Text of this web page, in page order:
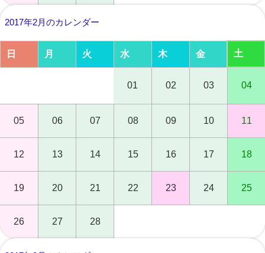
2017年2月のカレンダー
日 月 火 水 木 金 土
01 02 03 04
05 06 07 08 09 10 11
12 13 14 15 16 17 18
19 20 21 22 23 24 25
26 27 28